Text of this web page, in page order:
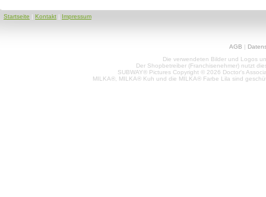
Startseite | Kontakt | Impressum
AGB |
Die verwendeten Bilder und Logos
Der Shopbetreiber (Franchisenehmer) nutzt
SUBWAY® Pictures Copyright © 2026 Doctor's
MILKA®, MILKA® Kuh und die MILKA® Farbe Lila sind